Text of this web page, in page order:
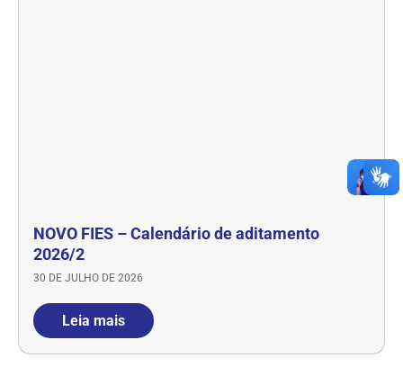
NOVO FIES – Calendário de aditamento
2026/2
30 DE JULHO DE 2026
Leia mais